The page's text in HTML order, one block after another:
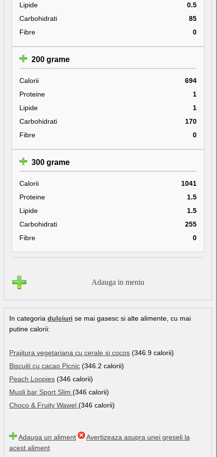
Lipide
0.5
Carbohidrati
85
Fibre
0
200 grame
Calorii
694
Proteine
1
Lipide
1
Carbohidrati
170
Fibre
0
300 grame
Calorii
1041
Proteine
1.5
Lipide
1.5
Carbohidrati
255
Fibre
0
Adauga in meniu
In categoria dulciuri se mai gasesc si alte alimente, cu mai
putine calorii:
Prajitura vegetariana cu cerale si cocos (346.9 calorii)
Biscuiti cu cacao Picnic (346.2 calorii)
Peach Loopies (346 calorii)
Musli bar Sport Slim (346 calorii)
Choco & Fruity Wawel (346 calorii)
Adauga un aliment
Avertizeaza asupra unei greseli la
acest aliment